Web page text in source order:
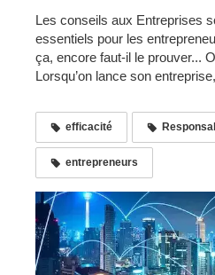
Les conseils aux Entreprises
essentiels pour les
ça, encore faut-il le prouver...
Lorsqu’on lance son
efficacité
entrepreneurs